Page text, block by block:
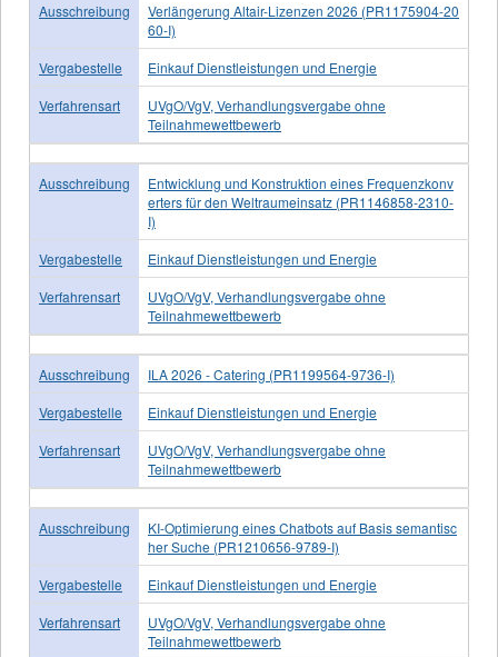
Ausschreibung
Verlängerung Altair-Lizenzen 2026 (PR1175904-20
60-I)
Vergabestelle
Einkauf Dienstleistungen und Energie
Verfahrensart
UVgO/VgV, Verhandlungsvergabe ohne
Teilnahmewettbewerb
Ausschreibung
Entwicklung und Konstruktion eines Frequenzkonv
erters für den Weltraumeinsatz (PR1146858-2310-
I)
Vergabestelle
Einkauf Dienstleistungen und Energie
Verfahrensart
UVgO/VgV, Verhandlungsvergabe ohne
Teilnahmewettbewerb
Ausschreibung
ILA 2026 - Catering (PR1199564-9736-I)
Vergabestelle
Einkauf Dienstleistungen und Energie
Verfahrensart
UVgO/VgV, Verhandlungsvergabe ohne
Teilnahmewettbewerb
Ausschreibung
KI-Optimierung eines Chatbots auf Basis semantisc
her Suche (PR1210656-9789-I)
Vergabestelle
Einkauf Dienstleistungen und Energie
Verfahrensart
UVgO/VgV, Verhandlungsvergabe ohne
Teilnahmewettbewerb